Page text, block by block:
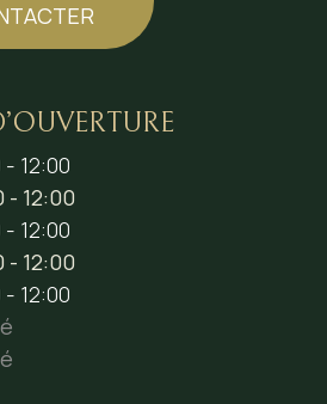
12:00
- 12:00
12:00
- 12:00
12:00